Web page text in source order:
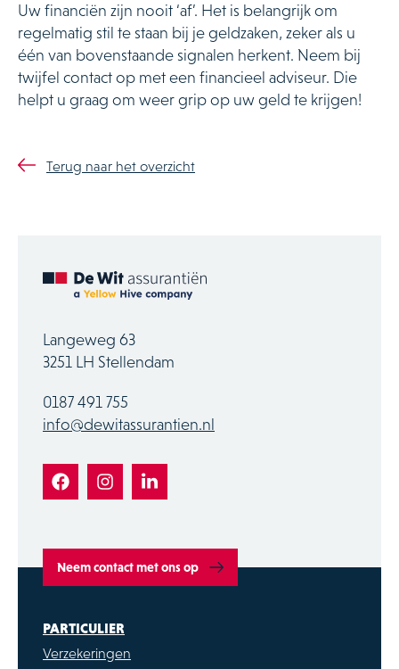
Uw financiën zijn nooit ‘af’. Het is belangrijk om
regelmatig stil te staan bij je geldzaken, zeker als u
één van bovenstaande signalen herkent. Neem bij
twijfel contact op met een financieel adviseur. Die
helpt u graag om weer grip op uw geld te krijgen!
Terug naar het overzicht
Langeweg 63
3251 LH Stellendam
0187 491 755
info@dewitassurantien.nl
Neem contact met ons op
PARTICULIER
Verzekeringen